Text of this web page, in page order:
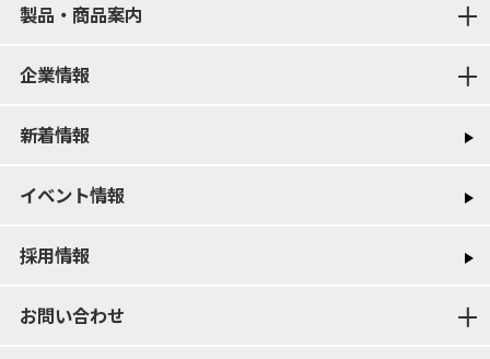
製品・商品案内
企業情報
新着情報
イベント情報
採用情報
お問い合わせ